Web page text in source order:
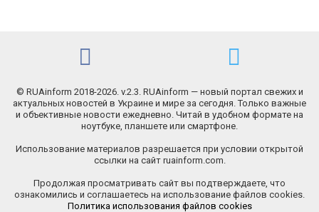
© RUAinform 2018-2026. v.2.3. RUAinform — новый портал свежих и
актуальных новостей в Украине и мире за сегодня. Только важные
и объективные новости ежедневно. Читай в удобном формате на
ноутбуке, планшете или смартфоне.
Использование материалов разрешается при условии открытой
ссылки на сайт ruainform.com.
Продолжая просматривать сайт вы подтверждаете, что
ознакомились и соглашаетесь на использование файлов cookies.
Политика использования файлов cookies